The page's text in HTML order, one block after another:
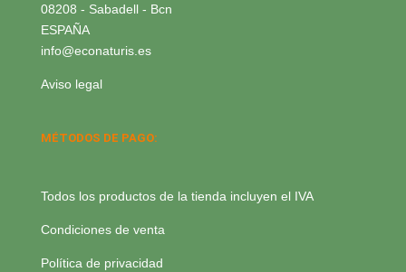
08208 - Sabadell - Bcn
ESPAÑA
info@econaturis.es
Aviso legal
MÉTODOS DE PAGO:
Todos los productos de la tienda incluyen el IVA
Condiciones de venta
Política de privacidad